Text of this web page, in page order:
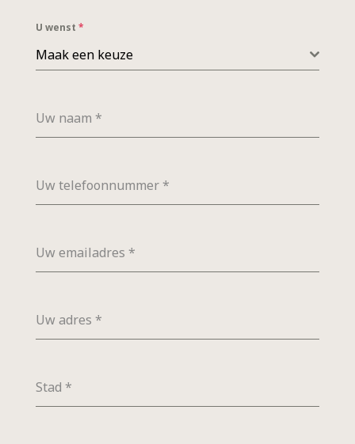
U wenst *
Maak een keuze
Uw naam *
Uw telefoonnummer*
Uw emailadres *
Uw adres *
Stad *